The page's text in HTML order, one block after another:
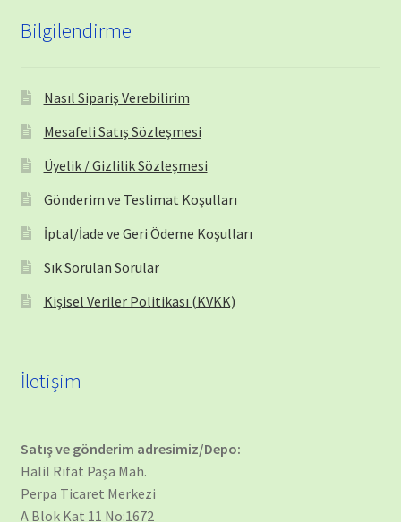
Bilgilendirme
Nasıl Sipariş Verebilirim
Mesafeli Satış Sözleşmesi
Üyelik / Gizlilik Sözleşmesi
Gönderim ve Teslimat Koşulları
İptal/İade ve Geri Ödeme Koşulları
Sık Sorulan Sorular
Kişisel Veriler Politikası (KVKK)
İletişim
Satış ve gönderim adresimiz/Depo:
Halil Rıfat Paşa Mah.
Perpa Ticaret Merkezi
A Blok Kat 11 No:1672